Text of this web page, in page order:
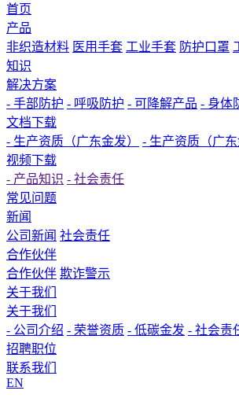
首页
产品
非织造材料 医用手套 工业手套 防护口罩
知识
解决方案
- 手部防护 - 呼吸防护 - 可降解产品 - 身体
文档下载
- 生产资质（广东金发）
- 生产资质（广东
视频下载
- 产品知识 - 社会责任
常见问题
新闻
公司新闻 社会责任
合作伙伴
合作伙伴 欺诈警示
关于我们
关于我们
- 公司介绍 - 荣誉资质 - 低碳金发 - 社会责
招聘职位
联系我们
EN